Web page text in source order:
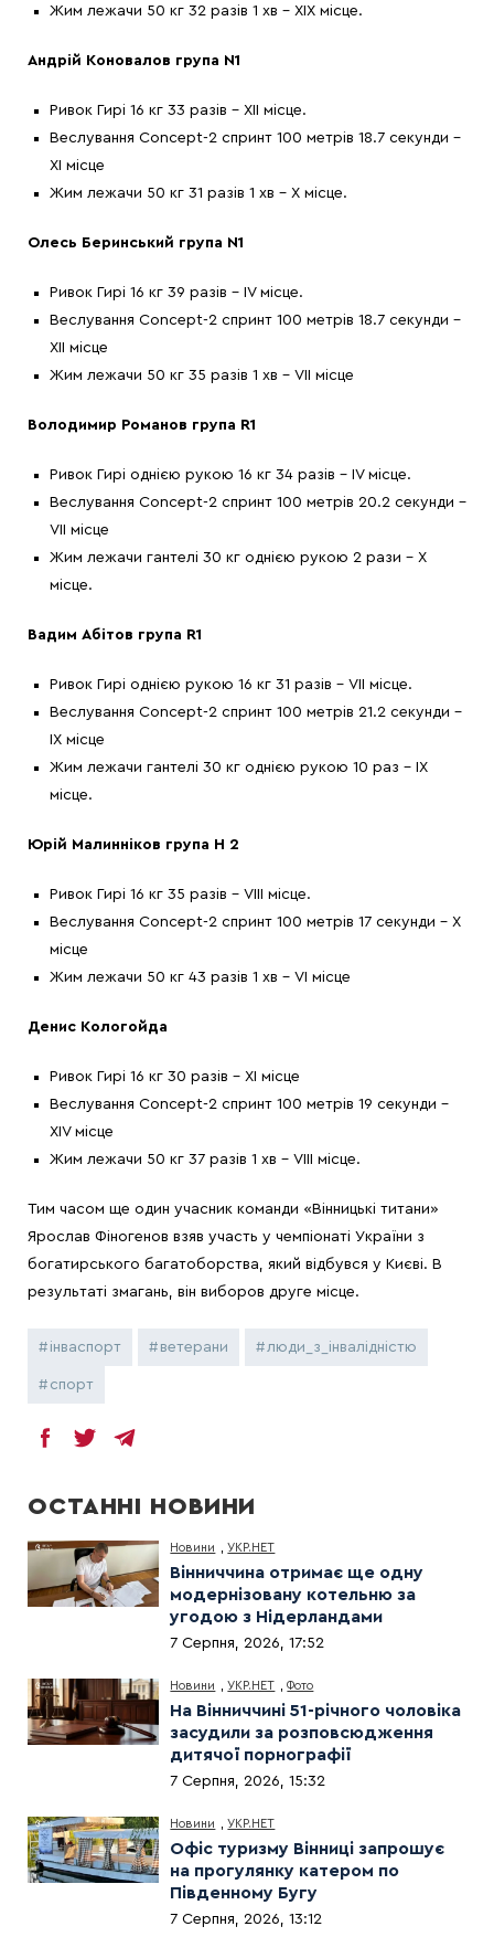
Жим лежачи 50 кг 32 разів 1 хв – ХІХ місце.
Андрій Коновалов група N1
Ривок Гирі 16 кг 33 разів – ХІІ місце.
Веслування Concept-2 спринт 100 метрів 18.7 секунди –
ХІ місце
Жим лежачи 50 кг 31 разів 1 хв – Х місце.
Олесь Беринський група N1
Ривок Гирі 16 кг 39 разів – ІV місце.
Веслування Concept-2 спринт 100 метрів 18.7 секунди –
ХІІ місце
Жим лежачи 50 кг 35 разів 1 хв – VІІ місце
Володимир Романов група R1
Ривок Гирі однією рукою 16 кг 34 разів – ІV місце.
Веслування Concept-2 спринт 100 метрів 20.2 секунди –
VІІ місце
Жим лежачи гантелі 30 кг однією рукою 2 рази – Х
місце.
Вадим Абітов група R1
Ривок Гирі однією рукою 16 кг 31 разів – VІІ місце.
Веслування Concept-2 спринт 100 метрів 21.2 секунди –
ІХ місце
Жим лежачи гантелі 30 кг однією рукою 10 раз – ІХ
місце.
Юрій Малинніков група H 2
Ривок Гирі 16 кг 35 разів – VІІІ місце.
Веслування Concept-2 спринт 100 метрів 17 секунди – Х
місце
Жим лежачи 50 кг 43 разів 1 хв – VІ місце
Денис Кологойда
Ривок Гирі 16 кг 30 разів – ХІ місце
Веслування Concept-2 спринт 100 метрів 19 секунди –
ХІV місце
Жим лежачи 50 кг 37 разів 1 хв – VІІІ місце.
Тим часом ще один учасник команди «Вінницькі титани»
Ярослав Фіногенов взяв участь у чемпіонаті України з
богатирського багатоборства, який відбувся у Києві. В
результаті змагань, він виборов друге місце.
інваспорт ветерани люди_з_інвалідністю
спорт
ОСТАННІ НОВИНИ
Новини ,УКР.НЕТ
Вінниччина отримає ще одну
модернізовану котельню за
угодою з Нідерландами
7 Серпня, 2026, 17:52
Новини ,УКР.НЕТ ,Фото
На Вінниччині 51-річного чоловіка
засудили за розповсюдження
дитячої порнографії
7 Серпня, 2026, 15:32
Новини ,УКР.НЕТ
Офіс туризму Вінниці запрошує
на прогулянку катером по
Південному Бугу
7 Серпня, 2026, 13:12